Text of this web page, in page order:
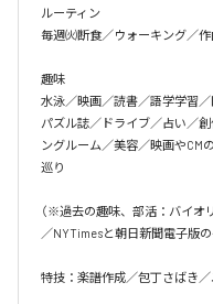
ルーティン
毎週㈫断食／ウォーキング／
趣味
水泳／映画／読書／語学学習
パズル誌／ドライブ／占い／
ングルーム／美容／映画や
巡り
（※過去の趣味、部活：バイオ
／NYTimesと朝日新聞電子版の
特技：楽譜作成／包丁さばき